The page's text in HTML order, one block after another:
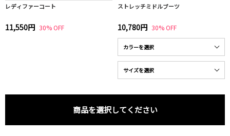
レディファーコート
11,550円 30% OFF
ストレッチミドルブーツ
10,780円 30% OFF
商品を選択してください